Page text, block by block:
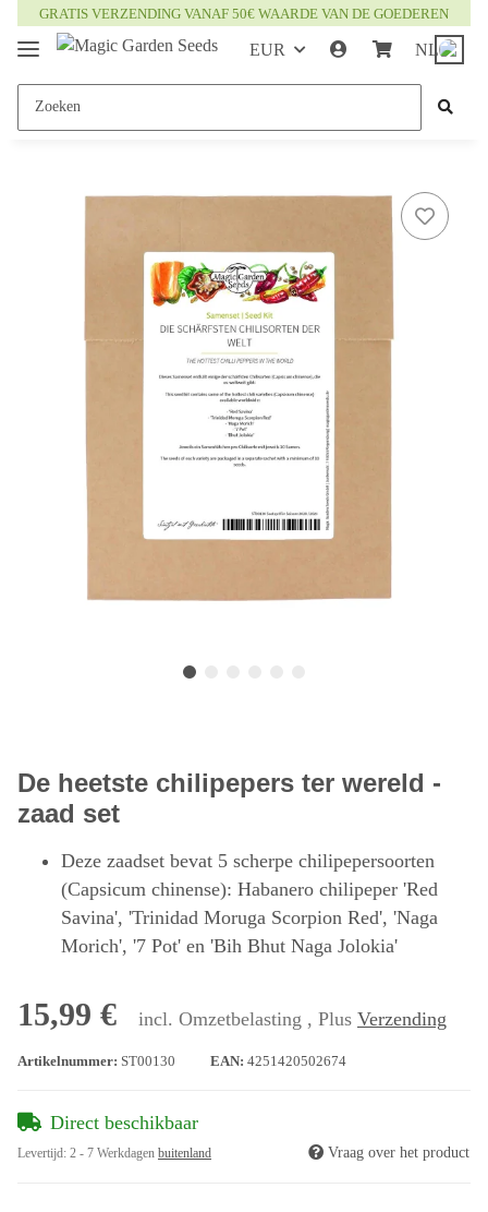
GRATIS VERZENDING VANAF 50€ WAARDE VAN DE GOEDEREN
EUR NL
De heetste chilipepers ter wereld -
zaad set
Deze zaadset bevat 5 scherpe chilipepersoorten
(Capsicum chinense): Habanero chilipeper 'Red
Savina', 'Trinidad Moruga Scorpion Red', 'Naga
Morich', '7 Pot' en 'Bih Bhut Naga Jolokia'
15,99 € incl. Omzetbelasting , Plus Verzending
Artikelnummer: ST00130 EAN: 4251420502674
Direct beschikbaar
Levertijd: 2 - 7 Werkdagen buitenland Vraag over het product